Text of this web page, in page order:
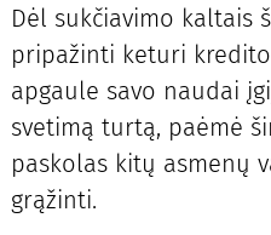
Dėl sukčiavimo kaltais
pripažinti keturi
apgaule savo naudai
svetimą turtą, paėmė
paskolas kitų asmenų
grąžinti.